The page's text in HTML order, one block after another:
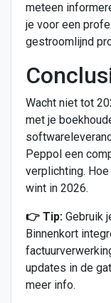
meteen
je voor een
gestroomlijnd
Wacht niet tot
met je
Peppol een
verplichting.
wint in 2026.
👉 Tip: Gebruik
Binnenkort
updates in de
meer info.